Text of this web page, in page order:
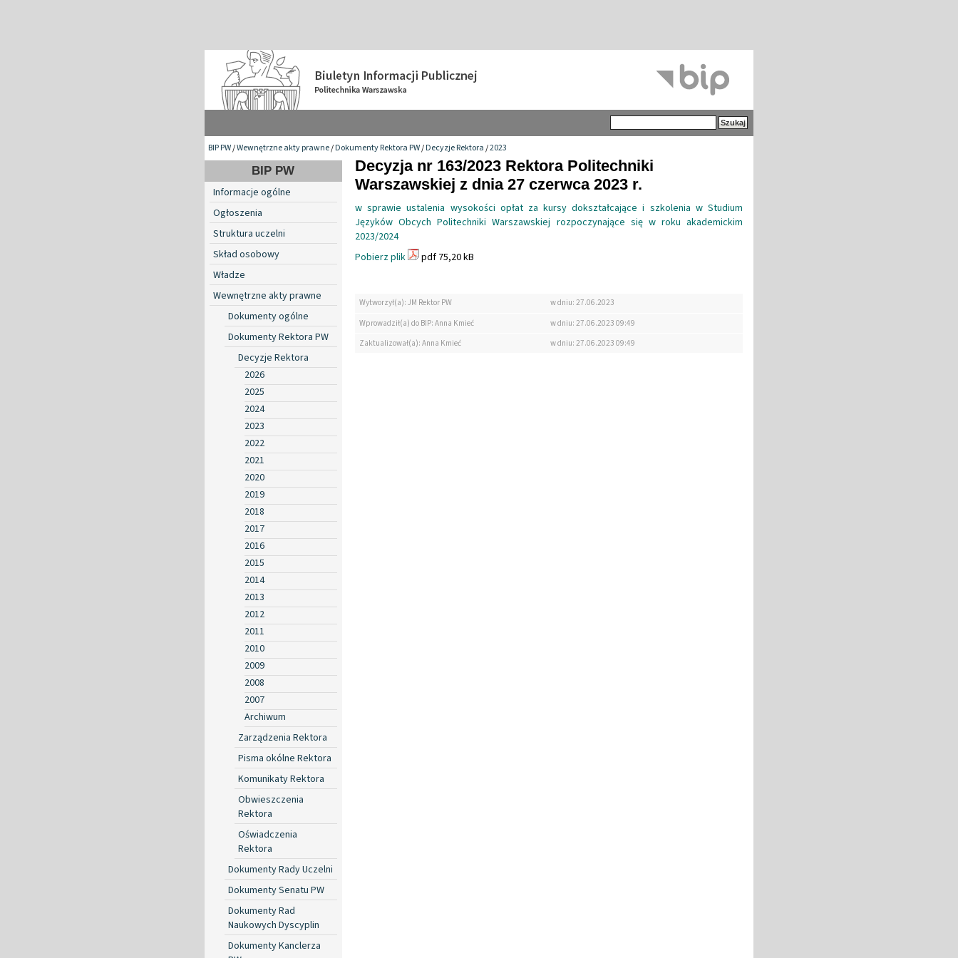
BIP PW/Wewnętrzne akty prawne/Dokumenty Rektora PW/Decyzje Rektora/2023
BIP PW
Informacje ogólne
Ogłoszenia
Struktura uczelni
Skład osobowy
Władze
Wewnętrzne akty prawne
Dokumenty ogólne
Dokumenty Rektora PW
Decyzje Rektora
2026
2025
2024
2023
2022
2021
2020
2019
2018
2017
2016
2015
2014
2013
2012
2011
2010
2009
2008
2007
Archiwum
Zarządzenia Rektora
Pisma okólne Rektora
Komunikaty Rektora
Obwieszczenia
Rektora
Oświadczenia
Rektora
Dokumenty Rady Uczelni
Dokumenty Senatu PW
Dokumenty Rad
Naukowych Dyscyplin
Dokumenty Kanclerza
Decyzja nr 163/2023 Rektora Politechniki
Warszawskiej z dnia 27 czerwca 2023 r.
w sprawie ustalenia wysokości opłat za kursy dokształcające i szkolenia w Studium
Języków Obcych Politechniki Warszawskiej rozpoczynające się w roku akademickim
2023/2024
Pobierz plik
pdf 75,20 kB
Wytworzył(a): JM Rektor PW
w dniu: 27.06.2023
Wprowadził(a) do BIP: Anna Kmieć
w dniu: 27.06.2023 09:49
Zaktualizował(a): Anna Kmieć
w dniu: 27.06.2023 09:49